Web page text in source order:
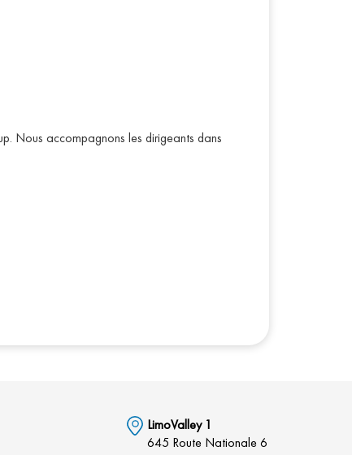
Nous accompagnons les dirigeants dans
LimoValley 1
645 Route Nationale 6